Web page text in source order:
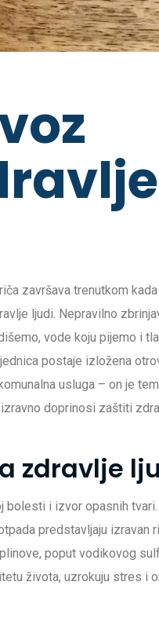
završava trenutkom
ljudi. Nepravilno
vode koju pijemo i
postaje izložena
usluga – on je
doprinosi zaštiti
zdravlje
bolesti i izvor opasnih
predstavljaju izravan
poput vodikovog
života, uzrokuju stres i